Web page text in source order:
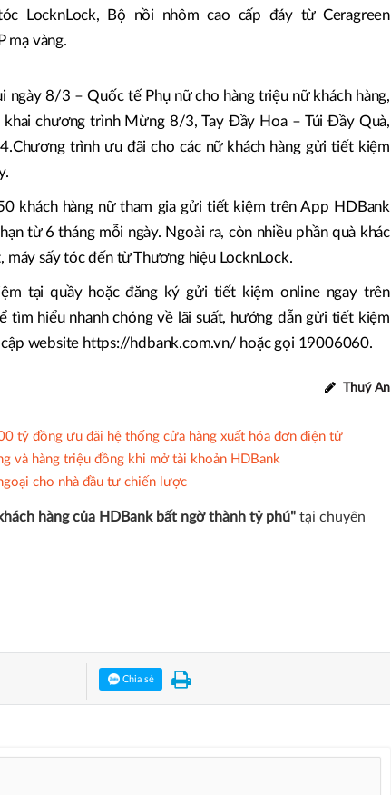
LocknLock, Bộ nồi nhôm cao cấp đáy từ Ceragreen
mạ vàng.
ngày 8/3 – Quốc tế Phụ nữ cho hàng triệu nữ khách hàng,
khai chương trình Mừng 8/3, Tay Đầy Hoa – Túi Đầy Quà,
trình ưu đãi cho các nữ khách hàng gửi tiết kiệm
khách hàng nữ tham gia gửi tiết kiệm trên App HDBank
từ 6 tháng mỗi ngày. Ngoài ra, còn nhiều phần quà khác
máy sấy tóc đến từ Thương hiệu LocknLock.
tại quầy hoặc đăng ký gửi tiết kiệm online ngay trên
tìm hiểu nhanh chóng về lãi suất, hướng dẫn gửi tiết kiệm
website https://hdbank.com.vn/ hoặc gọi 19006060.
Thuý An
tỷ đồng ưu đãi hệ thống cửa hàng xuất hóa đơn điện tử
và hàng triệu đồng khi mở tài khoản HDBank
cho nhà đầu tư chiến lược
hàng của HDBank bất ngờ thành tỷ phú" tại chuyên
Chia sẻ